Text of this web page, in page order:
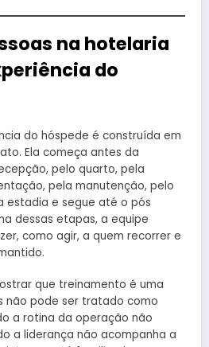
na hotelaria
do
do hóspede é construída em
Ela começa antes da
pelo quarto, pela
pela manutenção, pelo
estadia e segue até o pós
dessas etapas, a equipe
como agir, a quem recorrer e
que treinamento é uma
não pode ser tratado como
a rotina da operação não
a liderança não acompanha a